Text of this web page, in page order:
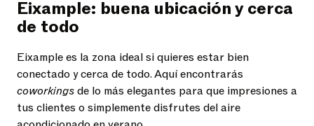
Eixample: buena ubicación y cerca
de todo
Eixample es la zona ideal si quieres estar bien
conectado y cerca de todo. Aquí encontrarás
coworkingsde lo más elegantes para que impresiones a
tus clientes o simplemente disfrutes del aire